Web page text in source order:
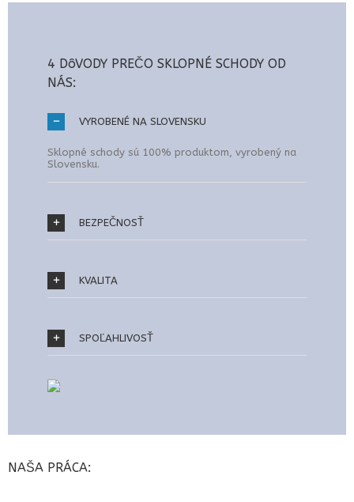
4 DôVODY PREČO SKLOPNÉ SCHODY OD
NÁS:
VYROBENÉ NA SLOVENSKU
Sklopné schody sú 100% produktom, vyrobený na
Slovensku.
BEZPEČNOSŤ
KVALITA
SPOĽAHLIVOSŤ
NAŠA PRÁCA: